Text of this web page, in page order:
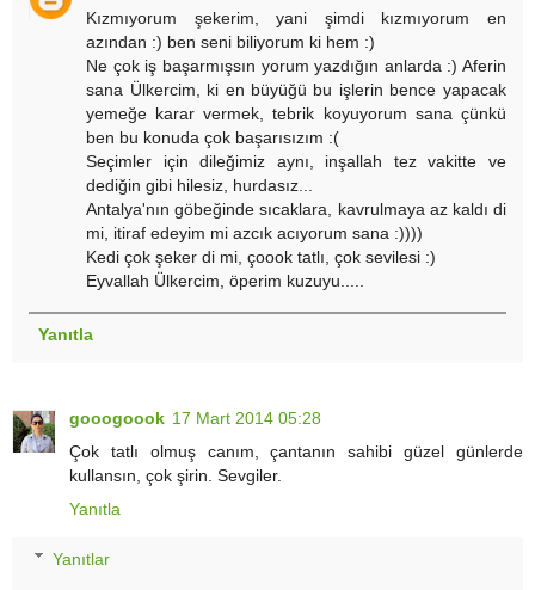
Kızmıyorum şekerim, yani şimdi kızmıyorum en
azından :) ben seni biliyorum ki hem :)
Ne çok iş başarmışsın yorum yazdığın anlarda :) Aferin
sana Ülkercim, ki en büyüğü bu işlerin bence yapacak
yemeğe karar vermek, tebrik koyuyorum sana çünkü
ben bu konuda çok başarısızım :(
Seçimler için dileğimiz aynı, inşallah tez vakitte ve
dediğin gibi hilesiz, hurdasız...
Antalya'nın göbeğinde sıcaklara, kavrulmaya az kaldı di
mi, itiraf edeyim mi azcık acıyorum sana :))))
Kedi çok şeker di mi, çoook tatlı, çok sevilesi :)
Eyvallah Ülkercim, öperim kuzuyu.....
Yanıtla
gooogoook 17 Mart 2014 05:28
Çok tatlı olmuş canım, çantanın sahibi güzel günlerde
kullansın, çok şirin. Sevgiler.
Yanıtla
Yanıtlar